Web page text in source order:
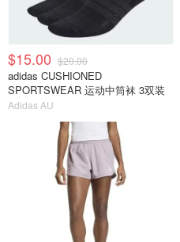
$15.00 $20.00
adidas CUSHIONED
SPORTSWEAR 运动中筒袜 3双装
Adidas AU